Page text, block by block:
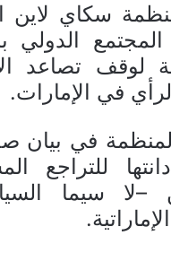
سكاي لاين
المجتمع الدولي
لوقف تصاعد
في الإمارات.
في بيان
للتراجع
–لا سيما